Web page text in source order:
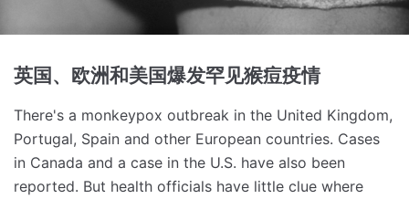
英国、欧洲和美国爆发罕见猴痘疫情
There's a monkeypox outbreak in the United Kingdom,
Portugal, Spain and other European countries. Cases
in Canada and a case in the U.S. have also been
reported. But health officials have little clue where